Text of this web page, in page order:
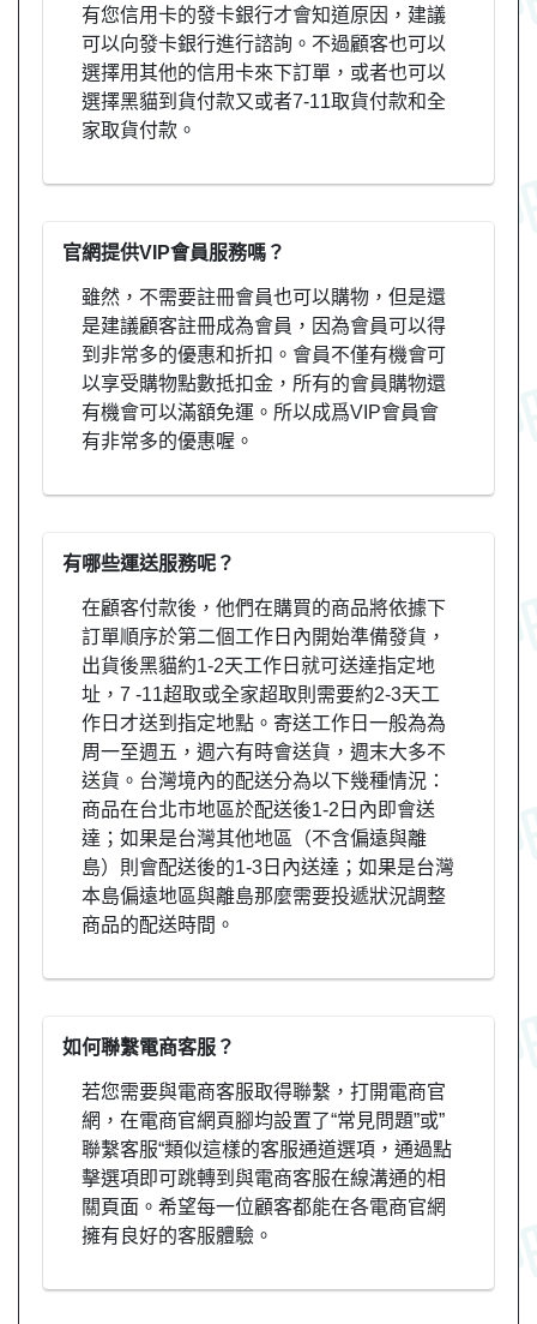
有您信用卡的發卡銀行才會知道原因，建議
可以向發卡銀行進行諮詢。不過顧客也可以
選擇用其他的信用卡來下訂單，或者也可以
選擇黑貓到貨付款又或者7-11取貨付款和全
家取貨付款。
官網提供VIP會員服務嗎？
雖然，不需要註冊會員也可以購物，但是還
是建議顧客註冊成為會員，因為會員可以得
到非常多的優惠和折扣。會員不僅有機會可
以享受購物點數抵扣金，所有的會員購物還
有機會可以滿額免運。所以成爲VIP會員會
有非常多的優惠喔。
有哪些運送服務呢？
在顧客付款後，他們在購買的商品將依據下
訂單順序於第二個工作日內開始準備發貨，
出貨後黑貓約1-2天工作日就可送達指定地
址，7 -11超取或全家超取則需要約2-3天工
作日才送到指定地點。寄送工作日一般為為
周一至週五，週六有時會送貨，週末大多不
送貨。台灣境內的配送分為以下幾種情況：
商品在台北市地區於配送後1-2日內即會送
達；如果是台灣其他地區（不含偏遠與離
島）則會配送後的1-3日內送達；如果是台灣
本島偏遠地區與離島那麼需要投遞狀況調整
商品的配送時間。
如何聯繫電商客服？
若您需要與電商客服取得聯繫，打開電商官
網，在電商官網頁腳均設置了“常見問題”或”
聯繫客服“類似這樣的客服通道選項，通過點
擊選項即可跳轉到與電商客服在線溝通的相
關頁面。希望每一位顧客都能在各電商官網
擁有良好的客服體驗。